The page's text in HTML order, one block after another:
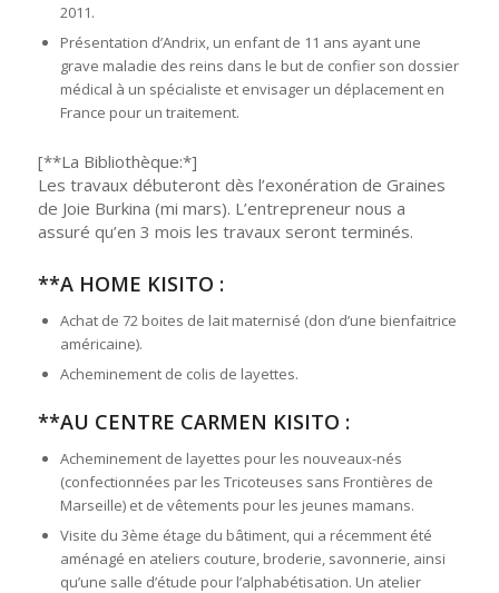
2011.
Présentation d’Andrix, un enfant de 11 ans ayant une
grave maladie des reins dans le but de confier son dossier
médical à un spécialiste et envisager un déplacement en
France pour un traitement.
[**La Bibliothèque:*]
Les travaux débuteront dès l’exonération de Graines
de Joie Burkina (mi mars). L’entrepreneur nous a
assuré qu’en 3 mois les travaux seront terminés.
**A HOME KISITO :
Achat de 72 boites de lait maternisé (don d’une bienfaitrice
américaine).
Acheminement de colis de layettes.
**AU CENTRE CARMEN KISITO :
Acheminement de layettes pour les nouveaux-nés
(confectionnées par les Tricoteuses sans Frontières de
Marseille) et de vêtements pour les jeunes mamans.
Visite du 3ème étage du bâtiment, qui a récemment été
aménagé en ateliers couture, broderie, savonnerie, ainsi
qu’une salle d’étude pour l’alphabétisation. Un atelier